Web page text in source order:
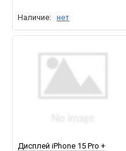
Наличие: нет
Дисплей iPhone 15 Pro +